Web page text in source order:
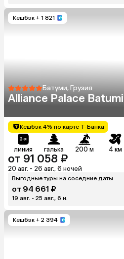
Кешбэк + 1 821
Батуми, Грузия
Alliance Palace Batumi
Кешбэк 4% по карте Т-Банка
линия галька 200 м 4 км
от 91 058 ₽
20 авг. - 26 авг., 6 ночей
Выгодные туры на соседние даты
от 94 661 ₽
19 авг. - 25 авг., 6 н.
Кешбэк + 2 394